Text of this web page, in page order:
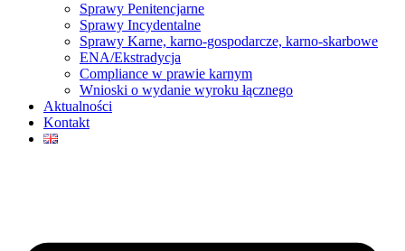
Sprawy Penitencjarne
Sprawy Incydentalne
Sprawy Karne, karno-gospodarcze, karno-skarbowe
ENA/Ekstradycja
Compliance w prawie karnym
Wnioski o wydanie wyroku łącznego
Aktualności
Kontakt